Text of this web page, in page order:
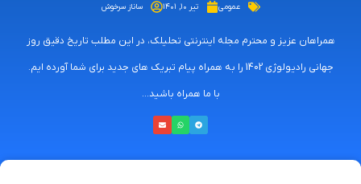
عمومی تیر ۱۰, ۱۴۰۱ ساناز سرخوش
همراهان عزیز و محترم مجله اینترنتی تحلیلک، در این مطلب تاریخ دقیق روز
جهانی رادیولوژی 1402 را به همراه پیام تبریک های جدید برای شما آورده ایم.
با ما همراه باشید...